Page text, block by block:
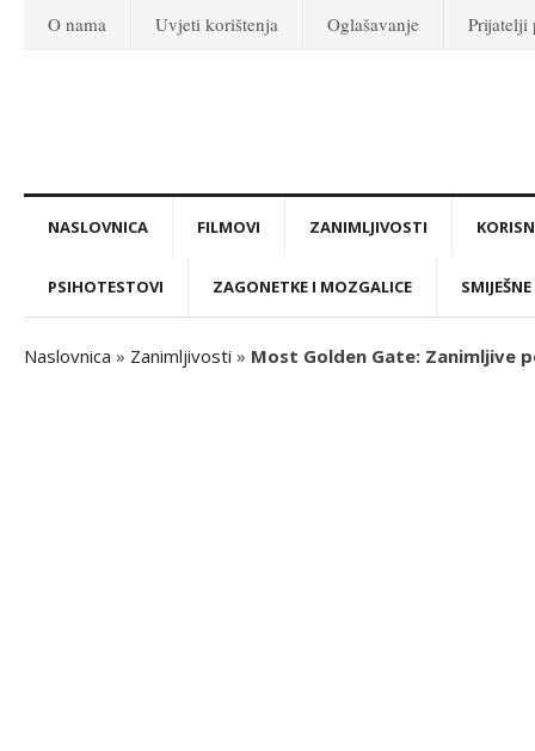
O nama Uvjeti korištenja Oglašavanje Prijatelji
NASLOVNICA FILMOVI ZANIMLJIVOSTI
PSIHOTESTOVI ZAGONETKE I MOZGALICE
Naslovnica » Zanimljivosti » Most Golden Gate: Zanimljive